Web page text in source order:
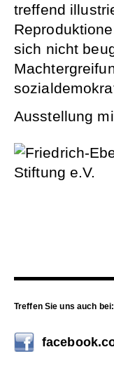
treffend
sich nicht
Ausstellung
Treffen Sie uns auch bei: